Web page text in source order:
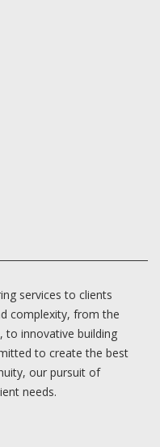
services to clients
complexity, from the
to innovative building
to create the best
our pursuit of
needs.